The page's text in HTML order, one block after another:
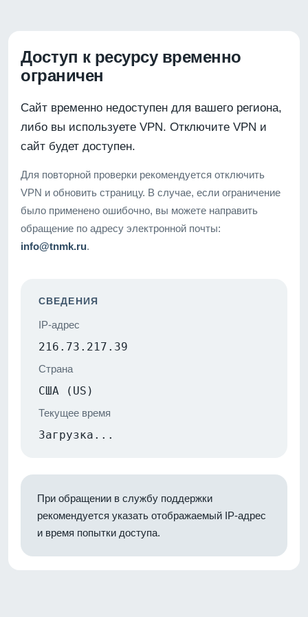
Доступ к ресурсу временно
ограничен
Сайт временно недоступен для вашего региона,
либо вы используете VPN. Отключите VPN и
сайт будет доступен.
Для повторной проверки рекомендуется отключить
VPN и обновить страницу. В случае, если ограничение
было применено ошибочно, вы можете направить
обращение по адресу электронной почты:
info@tnmk.ru.
СВЕДЕНИЯ
IP-адрес
216.73.217.39
Страна
США (US)
Текущее время
Загрузка...
При обращении в службу поддержки
рекомендуется указать отображаемый IP-адрес
и время попытки доступа.